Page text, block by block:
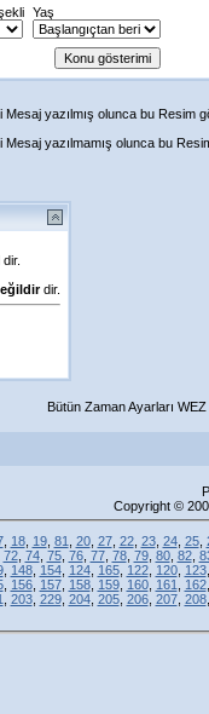
Yaş
Mesaj yazılmış olunca bu Resim
Mesaj yazılmamış olunca bu
dir.
dir.
Bütün Zaman Ayarları
Copyright ©
, 18, 19, 81 20, 27, 22, 23, 24, 25,
72, 74, 75, 76, 77, 78, 79, 80, 82,
, 148, 154, 124, 165, 122, 120, 123
, 156, 157, 158, 159, 160, 161 162
203, 229, 204, 205, 206, 207, 208